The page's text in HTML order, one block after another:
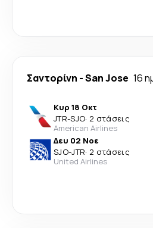
Σαντορίνη -San Jose 16
Κυρ 18 Οκτ
JTR-SJO· 2 στάσεις
American Airlines
Δευ 02 Νοε
SJO-JTR· 2 στάσεις
United Airlines